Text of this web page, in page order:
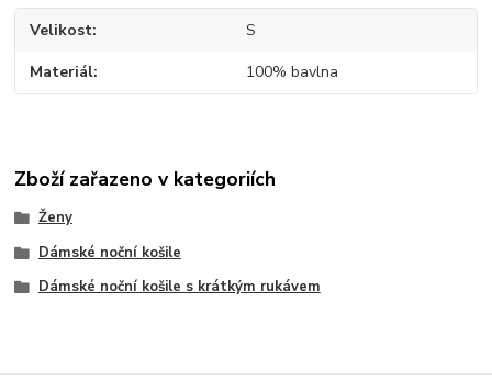
Velikost S
Materiál 100% bavlna
Zboží zařazeno v kategoriích
Ženy
Dámské noční košile
Dámské noční košile s krátkým rukávem